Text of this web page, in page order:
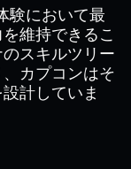
験において最
維持できるこ
スキルツリー
カプコンはそ
計していま